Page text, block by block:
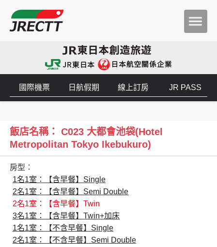
國際機票 日航假期 線上訂房 JR PASS
飯店名稱： C023 大都會池袋(Hotel
Metropolitan Tokyo Ikebukuro)
房型：
1名1室：【含早餐】Single
2名1室：【含早餐】Semi Double
2名1室：【含早餐】Twin
3名1室：【含早餐】Twin+加床
1名1室：【不含早餐】Single
2名1室：【不含早餐】Semi Double